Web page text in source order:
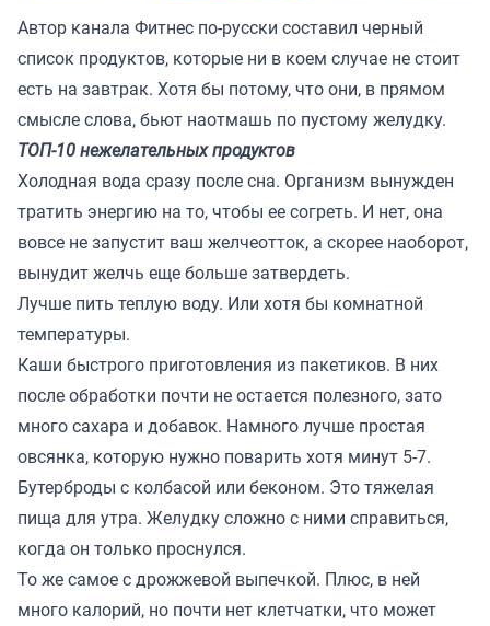
Автор канала Фитнес по-русски составил черный
список продуктов, которые ни в коем случае не стоит
есть на завтрак. Хотя бы потому, что они, в прямом
смысле слова, бьют наотмашь по пустому желудку.
ТОП-10 нежелательных продуктов
Холодная вода сразу после сна. Организм вынужден
тратить энергию на то, чтобы ее согреть. И нет, она
вовсе не запустит ваш желчеотток, а скорее наоборот,
вынудит желчь еще больше затвердеть.
Лучше пить теплую воду. Или хотя бы комнатной
температуры.
Каши быстрого приготовления из пакетиков. В них
после обработки почти не остается полезного, зато
много сахара и добавок. Намного лучше простая
овсянка, которую нужно поварить хотя минут 5-7.
Бутерброды с колбасой или беконом. Это тяжелая
пища для утра. Желудку сложно с ними справиться,
когда он только проснулся.
То же самое с дрожжевой выпечкой. Плюс, в ней
много калорий, но почти нет клетчатки, что может